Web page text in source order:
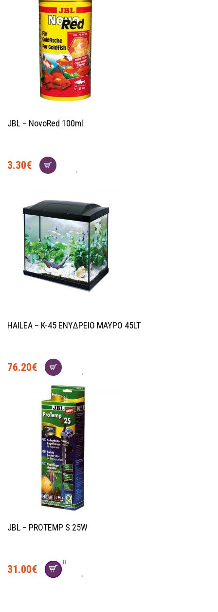
JBL – NovoRed 100ml
3.30€
HAILEA – K-45 ΕΝΥΔΡΕΙΟ ΜΑΥΡΟ 45LT
76.20€
JBL – PROTEMP S 25W
31.00€